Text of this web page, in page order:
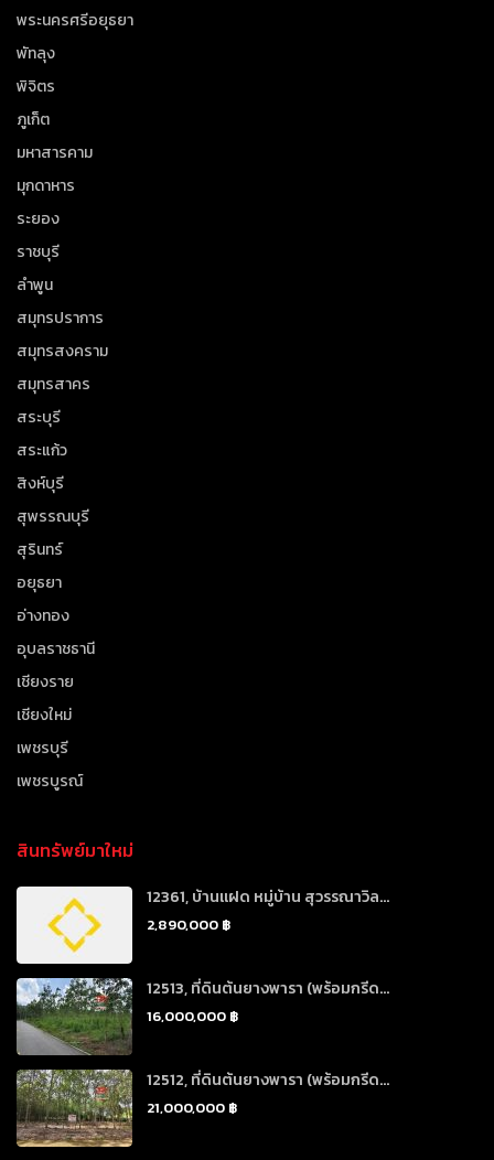
พระนครศรีอยุธยา
พัทลุง
พิจิตร
ภูเก็ต
มหาสารคาม
มุกดาหาร
ระยอง
ราชบุรี
ลำพูน
สมุทรปราการ
สมุทรสงคราม
สมุทรสาคร
สระบุรี
สระแก้ว
สิงห์บุรี
สุพรรณบุรี
สุรินทร์
อยุธยา
อ่างทอง
อุบลราชธานี
เชียงราย
เชียงใหม่
เพชรบุรี
เพชรบูรณ์
สินทรัพย์มาใหม่
12361, บ้านแฝด หมู่บ้าน สุวรรณาวิล...
2,890,000 ฿
12513, ที่ดินต้นยางพารา (พร้อมกรีด...
16,000,000 ฿
12512, ที่ดินต้นยางพารา (พร้อมกรีด...
21,000,000 ฿